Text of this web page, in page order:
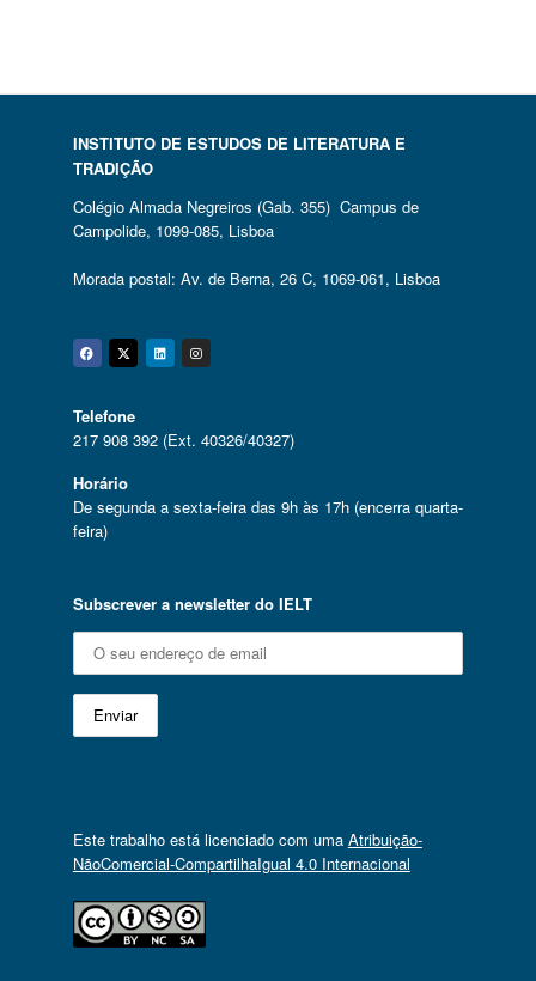
INSTITUTO DE ESTUDOS DE LITERATURA E
TRADIÇÃO
Colégio Almada Negreiros (Gab. 355) Campus de
Campolide, 1099-085, Lisboa
Morada postal: Av. de Berna, 26 C, 1069-061, Lisboa
Facebook
Twitter
Linkedin
Instagram
Telefone
217 908 392 (Ext. 40326/40327)
Horário
De segunda a sexta-feira das 9h às 17h (encerra quarta-
feira)
Subscrever a newsletter do IELT
Este trabalho está licenciado com uma Atribuição-
NãoComercial-CompartilhaIgual 4.0 Internacional